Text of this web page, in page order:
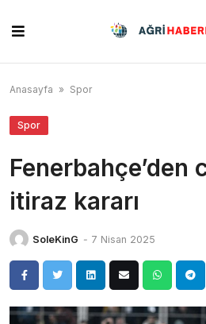
content
Anasayfa » Spor
Spor
Fenerbahçe’den
itiraz kararı
SoleKinG - 7 Nisan 2025